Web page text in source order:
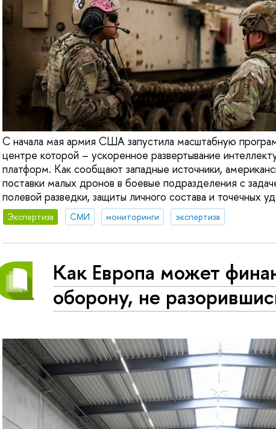
С начала мая армия США запустила масштабную
центре которой – ускоренное развертывание
платформ. Как сообщают западные источники,
поставки малых дронов в боевые подразделения с
полевой разведки, защиты личного состава и точечных
Экспертиза СМИ мониторинги экспертиза
Как Европа может
оборону, не